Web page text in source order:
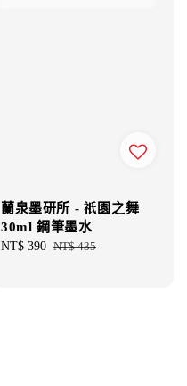
蘭泉墨研所 - 祇園之舞
30ml 鋼筆墨水
Sale
NT$ 390 Regular
NT$ 435